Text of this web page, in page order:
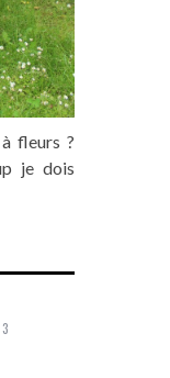
fleurs ?
je dois